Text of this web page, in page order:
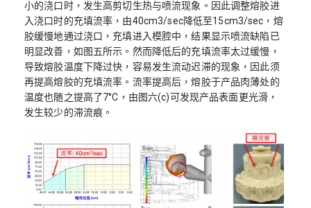
小的浇口时，发生高剪切生热与喷流现象。因此调整熔胶进
入浇口时的充填流率，由40cm3/sec降低至15cm3/sec，熔
胶缓慢地通过浇口，充填进入模腔中，结果显示喷流缺陷已
明显改善，如图五所示。然而降低后的充填流率太过缓慢，
导致熔胶温度下降过快，容易发生流动迟滞的现象，因此须
再提高熔胶的充填流率。流率提高后，熔胶于产品肉薄处的
温度也随之提高了7°C，由图六(c)可发现产品表面更光滑，
发生较少的滞流痕。